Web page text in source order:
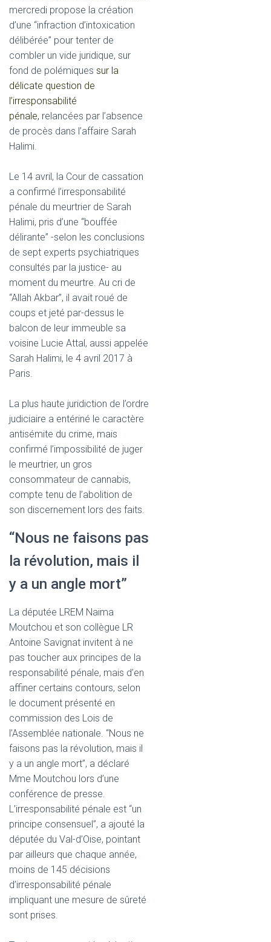
mercredi propose la création
d’une “infraction d’intoxication
délibérée” pour tenter de
combler un vide juridique, sur
fond de polémiques sur la
délicate question de
l’irresponsabilité
pénale, relancées par l’absence
de procès dans l’affaire Sarah
Halimi.
Le 14 avril, la Cour de cassation
a confirmé l’irresponsabilité
pénale du meurtrier de Sarah
Halimi, pris d’une “bouffée
délirante” -selon les conclusions
de sept experts psychiatriques
consultés par la justice- au
moment du meurtre. Au cri de
“Allah Akbar”, il avait roué de
coups et jeté par-dessus le
balcon de leur immeuble sa
voisine Lucie Attal, aussi appelée
Sarah Halimi, le 4 avril 2017 à
Paris.
La plus haute juridiction de l’ordre
judiciaire a entériné le caractère
antisémite du crime, mais
confirmé l’impossibilité de juger
le meurtrier, un gros
consommateur de cannabis,
compte tenu de l’abolition de
son discernement lors des faits.
“Nous ne faisons pas
la révolution, mais il
y a un angle mort”
La députée LREM Naïma
Moutchou et son collègue LR
Antoine Savignat invitent à ne
pas toucher aux principes de la
responsabilité pénale, mais d’en
affiner certains contours, selon
le document présenté en
commission des Lois de
l’Assemblée nationale. “Nous ne
faisons pas la révolution, mais il
y a un angle mort”, a déclaré
Mme Moutchou lors d’une
conférence de presse.
L’irresponsabilité pénale est “un
principe consensuel”, a ajouté la
députée du Val-d’Oise, pointant
par ailleurs que chaque année,
moins de 145 décisions
d’irresponsabilité pénale
impliquant une mesure de sûreté
sont prises.